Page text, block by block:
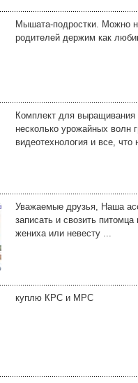
Мышата-подростки. Можно
родителей держим как
Комплект для выращивания
несколько урожайных волн
видеотехнология и все,
Уважаемые друзья, Наша
записать и свозить
жениха или невесту ...
куплю КРС и МРС